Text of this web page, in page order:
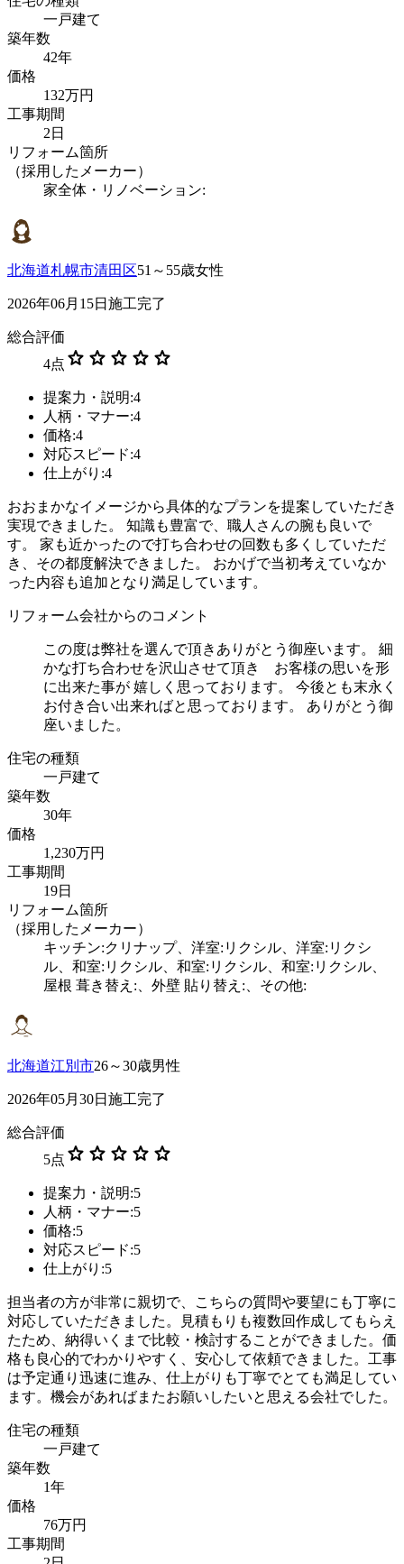
一戸建て
築年数
42年
価格
132万円
工事期間
2日
リフォーム箇所
（採用したメーカー）
家全体・リノベーション:
北海道札幌市清田区51～55歳女性
2026年06月15日施工完了
総合評価
4点 star star star star star
提案力・説明:4
人柄・マナー:4
価格:4
対応スピード:4
仕上がり:4
おおまかなイメージから具体的なプランを提案していただき
実現できました。 知識も豊富で、職人さんの腕も良いで
す。 家も近かったので打ち合わせの回数も多くしていただ
き、その都度解決できました。 おかげで当初考えていなか
った内容も追加となり満足しています。
リフォーム会社からのコメント
この度は弊社を選んで頂きありがとう御座います。 細
かな打ち合わせを沢山させて頂き お客様の思いを形
に出来た事が 嬉しく思っております。 今後とも末永く
お付き合い出来ればと思っております。 ありがとう御
座いました。
住宅の種類
一戸建て
築年数
30年
価格
1,230万円
工事期間
19日
リフォーム箇所
（採用したメーカー）
キッチン:クリナップ、洋室:リクシル、洋室:リクシ
ル、和室:リクシル、和室:リクシル、和室:リクシル、
屋根 葺き替え:、外壁 貼り替え:、その他:
北海道江別市26～30歳男性
2026年05月30日施工完了
総合評価
5点 star star star star star
提案力・説明:5
人柄・マナー:5
価格:5
対応スピード:5
仕上がり:5
担当者の方が非常に親切で、こちらの質問や要望にも丁寧に
対応していただきました。見積もりも複数回作成してもらえ
たため、納得いくまで比較・検討することができました。価
格も良心的でわかりやすく、安心して依頼できました。工事
は予定通り迅速に進み、仕上がりも丁寧でとても満足してい
ます。機会があればまたお願いしたいと思える会社でした。
住宅の種類
一戸建て
築年数
1年
価格
76万円
工事期間